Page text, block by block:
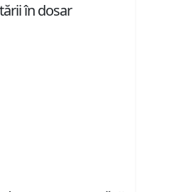
în dosar